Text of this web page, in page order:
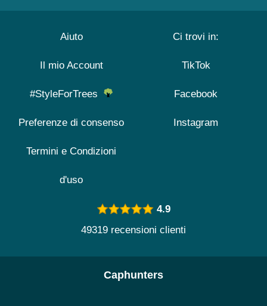
Aiuto
Il mio Account
#StyleForTrees
Preferenze di consenso
Termini e Condizioni
d'uso
Ci trovi in:
TikTok
Facebook
Instagram
4.9
49319 recensioni clienti
Caphunters